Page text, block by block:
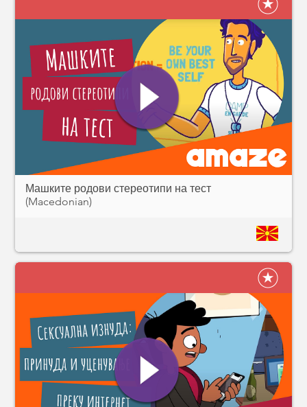
Машките родови стереотипи на тест
(Macedonian)